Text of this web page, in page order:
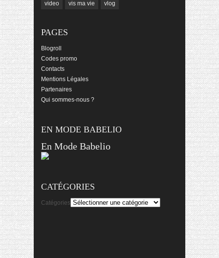
video vis ma vie vlog
PAGES
Blogroll
Codes promo
Contacts
Mentions Légales
Partenaires
Qui sommes-nous ?
EN MODE BABELIO
En Mode Babelio
CATÉGORIES
Catégories